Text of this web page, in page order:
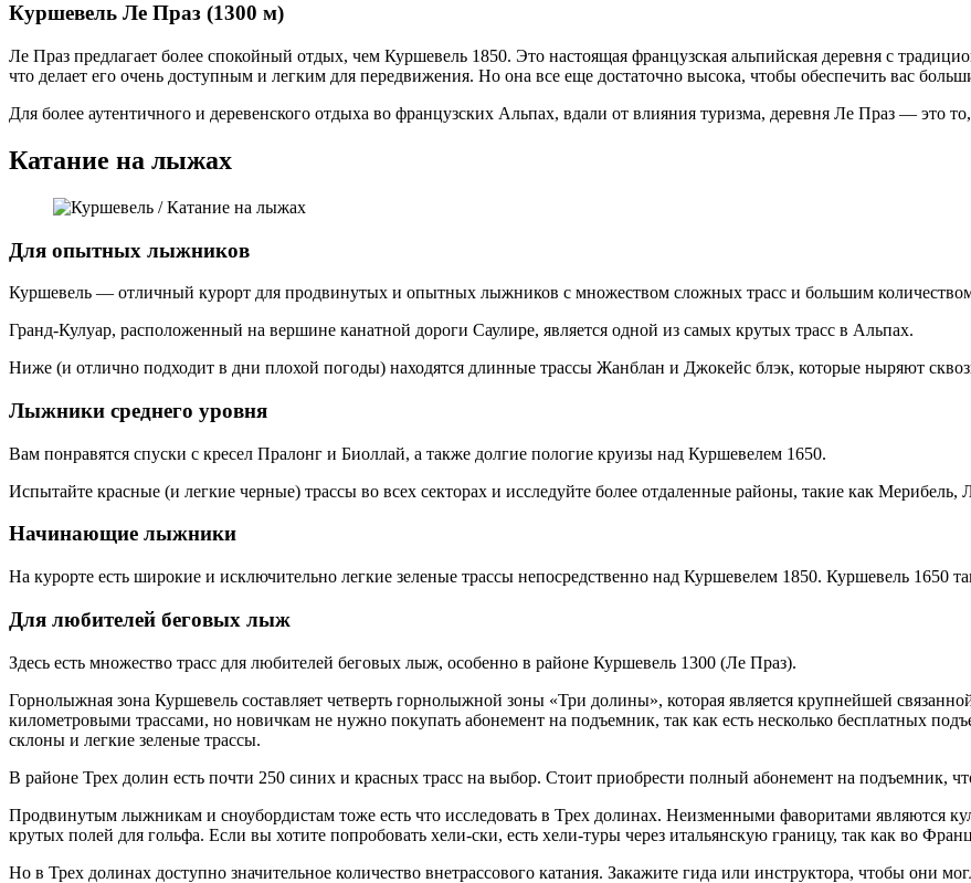
Куршевель Ле Праз (1300 м)
Ле Праз предлагает более спокойный отдых, чем Куршевель 1850. Это настоящая французская альпийская деревня с
что делает его очень доступным и легким для передвижения. Но она все еще достаточно высока, чтобы обеспечить вас
Для более аутентичного и деревенского отдыха во французских Альпах, вдали от влияния туризма, деревня Ле Праз — это
Катание на лыжах
Для опытных лыжников
Куршевель — отличный курорт для продвинутых и опытных лыжников с множеством сложных трасс и большим
Гранд-Кулуар, расположенный на вершине канатной дороги Саулире, является одной из самых крутых трасс в Альпах.
Ниже (и отлично подходит в дни плохой погоды) находятся длинные трассы Жанблан и Джокейс блэк, которые ныряют
Лыжники среднего уровня
Вам понравятся спуски с кресел Пралонг и Биоллай, а также долгие пологие круизы над Куршевелем 1650.
Испытайте красные (и легкие черные) трассы во всех секторах и исследуйте более отдаленные районы, такие как
Начинающие лыжники
На курорте есть широкие и исключительно легкие зеленые трассы непосредственно над Куршевелем 1850. Куршевель 1650
Для любителей беговых лыж
Здесь есть множество трасс для любителей беговых лыж, особенно в районе Куршевель 1300 (Ле Праз).
Горнолыжная зона Куршевель составляет четверть горнолыжной зоны «Три долины», которая является крупнейшей
километровыми трассами, но новичкам не нужно покупать абонемент на подъемник, так как есть несколько бесплатных
склоны и легкие зеленые трассы.
В районе Трех долин есть почти 250 синих и красных трасс на выбор. Стоит приобрести полный абонемент на подъемник,
Продвинутым лыжникам и сноубордистам тоже есть что исследовать в Трех долинах. Неизменными фаворитами являются
крутых полей для гольфа. Если вы хотите попробовать хели-ски, есть хели-туры через итальянскую границу, так как во
Но в Трех долинах доступно значительное количество внетрассового катания. Закажите гида или инструктора, чтобы они